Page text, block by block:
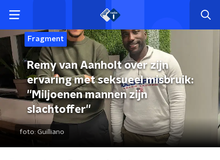
Fragment
Remy van Aanholt over zijn
ervaring met seksueel misbruik:
''Miljoenen mannen zijn
slachtoffer''
foto: Guilliano